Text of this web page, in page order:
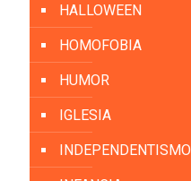
HALLOWEEN
HOMOFOBIA
HUMOR
IGLESIA
INDEPENDENTISMO